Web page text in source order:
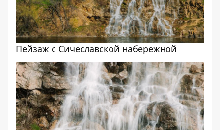
Пейзаж с Сичеславской набережной